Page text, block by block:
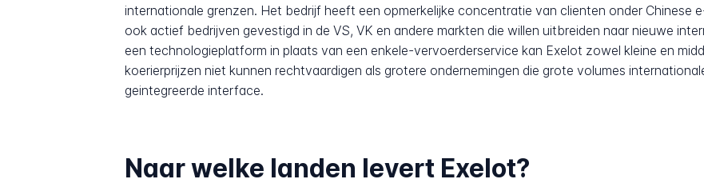
internationale grenzen. Het bedrijf heeft een opmerkelijke concentratie van clienten onder Chinese
ook actief bedrijven gevestigd in de VS, VK en andere markten die willen uitbreiden naar nieuwe
een technologieplatform in plaats van een enkele-vervoerderservice kan Exelot zowel kleine en
koerierprijzen niet kunnen rechtvaardigen als grotere ondernemingen die grote volumes
geintegreerde interface.
Naar welke landen levert Exelot?